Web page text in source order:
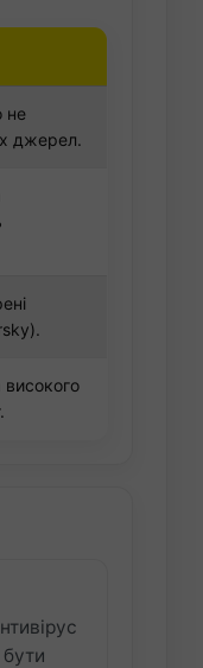
не
джерел.
високого